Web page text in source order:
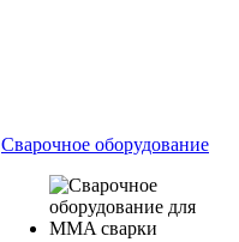
Сварочное оборудование